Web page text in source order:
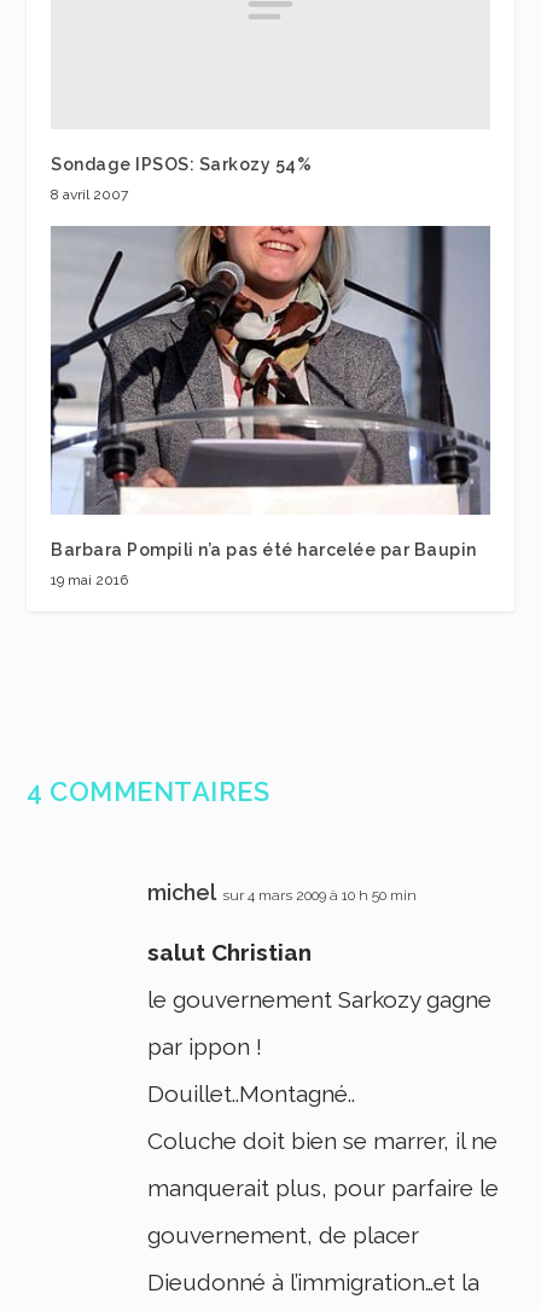
Sondage IPSOS: Sarkozy 54%
8 avril 2007
Barbara Pompili n’a pas été harcelée par Baupin
19 mai 2016
4 COMMENTAIRES
michel sur 4 mars 2009 à 10 h 50 min
salut Christian
le gouvernement Sarkozy gagne
par ippon !
Douillet..Montagné..
Coluche doit bien se marrer, il ne
manquerait plus, pour parfaire le
gouvernement, de placer
Dieudonné à l’immigration…et la